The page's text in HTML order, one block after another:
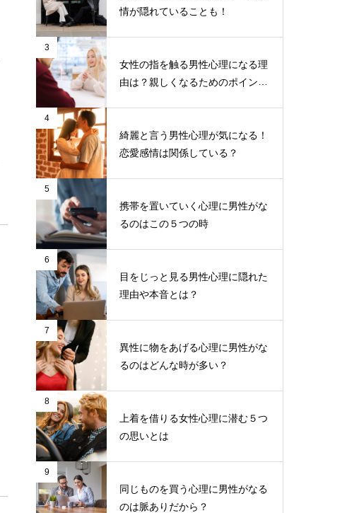
情が隠れていることも！
3
女性の指を触る男性心理になる理
由は？親しくなるためのポイント
4
綺麗と言う男性心理が気になる！
恋愛感情は関係している？
5
携帯を置いていく心理に男性がな
るのはこの５つの時
6
目をじっと見る男性心理に隠れた
理由や本音とは？
7
異性に物をあげる心理に男性がな
るのはどんな時が多い？
8
上着を借りる女性心理に潜む５つ
の思いとは
9
同じものを買う心理に男性がなる
のは脈ありだから？